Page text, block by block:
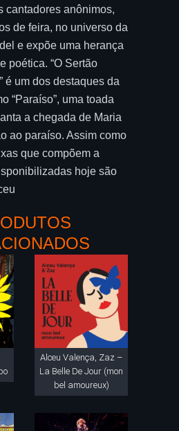
cantadores anônimos,
de feira, no universo da
e expõe uma herança
poética. “O Sertão
é um dos destaques da
“Paraíso”, uma toada
a chegada de Maria
ao paraíso. Assim como
que compõem a
hoje são
Alceu Valença, Zaz –
La Belle De Jour (mon
bel amoureux)